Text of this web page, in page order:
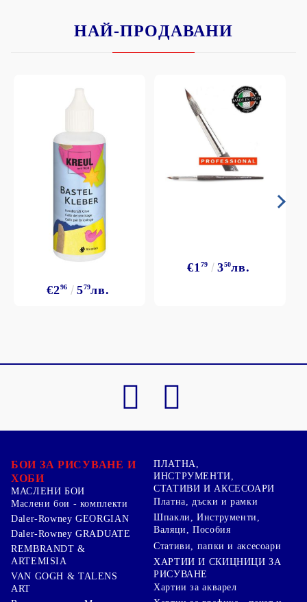
НАЙ-ПРОДАВАНИ
€296 579лв.
€1 79 350лв.
БОИ ЗА РИСУВАНЕ И
ХОБИ
МАСЛЕНИ БОИ
Маслени бои - комплекти
Daler-Rowney GEORGIAN
Daler-Rowney GRADUATE
REMBRANDT &
ARTEMISIA
VAN GOGH & TALENS
ART
ПЛАТНА,
ИНСТРУМЕНТИ,
СТАТИВИ И АКСЕСОАРИ
Платна, дъски и рамки
Шпакли, Инструменти,
Валяци, Пособия
Стативи, папки и аксесоари
ХАРТИИ И СКИЦНИЦИ ЗА
РИСУВАНЕ
Хартии за акварел